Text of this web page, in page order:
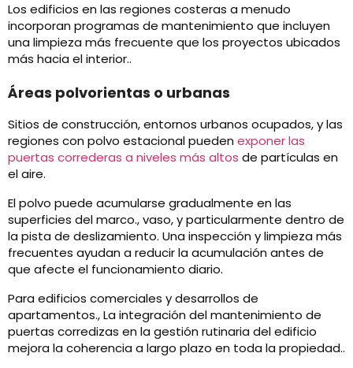
Los edificios en las regiones costeras a menudo
incorporan programas de mantenimiento que incluyen
una limpieza más frecuente que los proyectos ubicados
más hacia el interior..
Áreas polvorientas o urbanas
Sitios de construcción, entornos urbanos ocupados, y las
regiones con polvo estacional pueden exponer las
puertas correderas a niveles más altos de partículas en
el aire.
El polvo puede acumularse gradualmente en las
superficies del marco., vaso, y particularmente dentro de
la pista de deslizamiento. Una inspección y limpieza más
frecuentes ayudan a reducir la acumulación antes de
que afecte el funcionamiento diario.
Para edificios comerciales y desarrollos de
apartamentos., La integración del mantenimiento de
puertas corredizas en la gestión rutinaria del edificio
mejora la coherencia a largo plazo en toda la propiedad..